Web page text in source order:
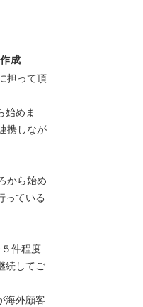
成
担って頂
始めま
携しなが
から始め
っている
５件程度
続してご
海外顧客